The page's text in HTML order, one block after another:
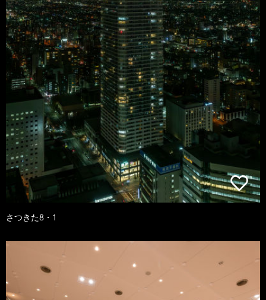
さつきた8・1